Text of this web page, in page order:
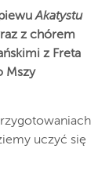
Akatystu
z chórem
z Freta
Mszy
uczyć się